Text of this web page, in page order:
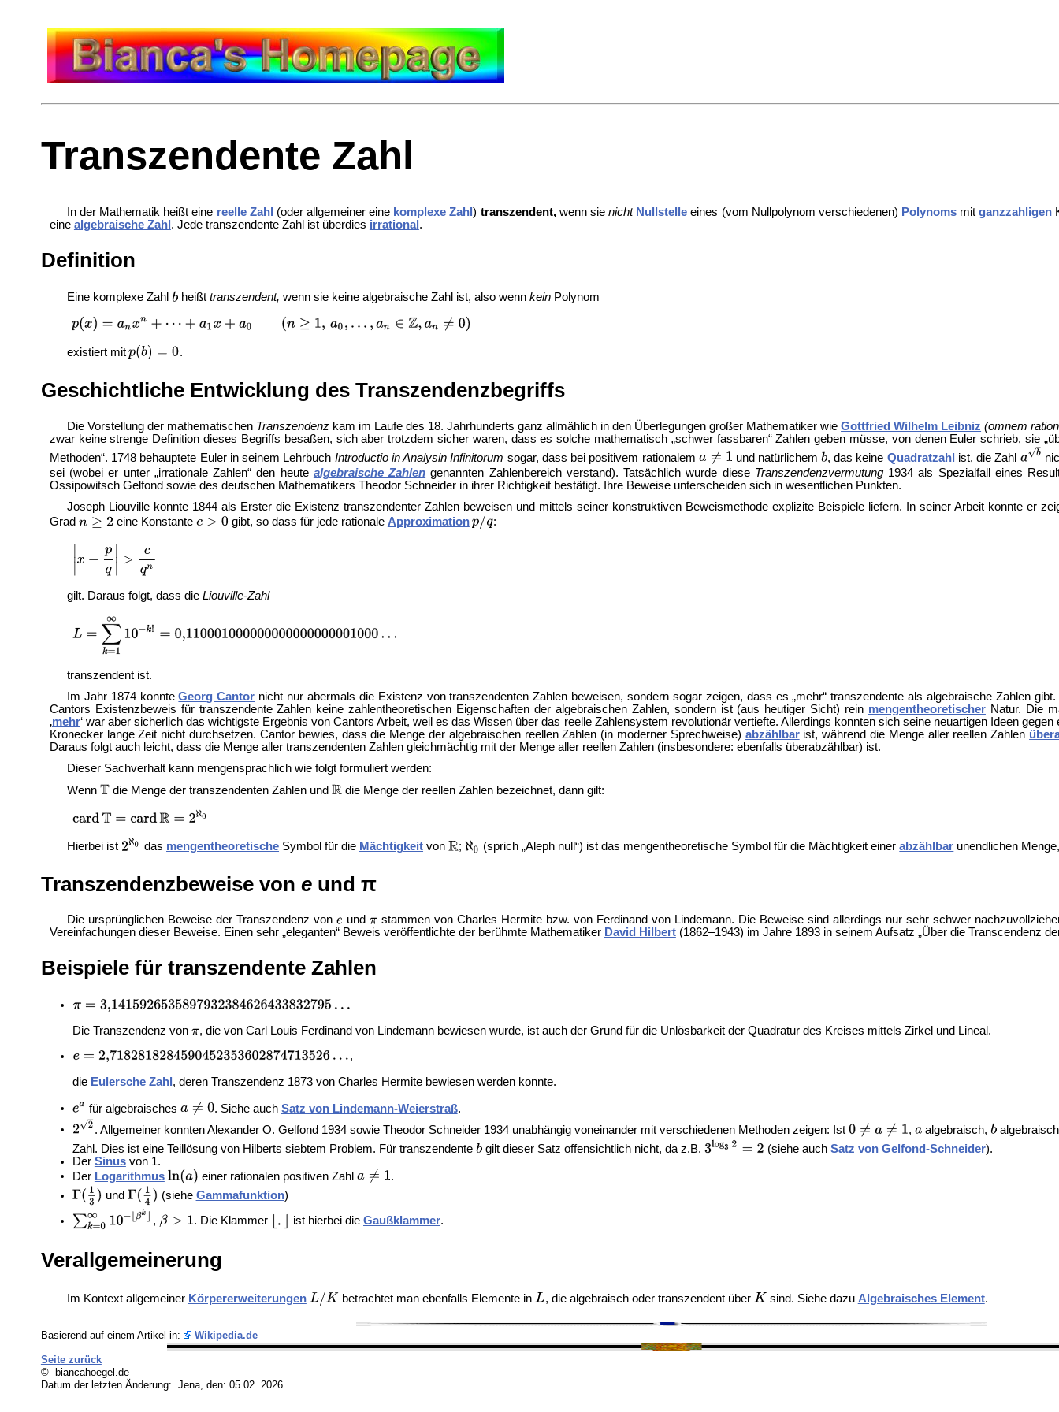
Transzendente Zahl
In der Mathematik heißt eine reelle Zahl (oder allgemeiner eine komplexe Zahl) transzendent,wenn sienicht Nullstelle eines (vom Nullpolynom verschiedenen) Polynomsmitganzzahligen
eine algebraische Zahl . Jede transzendente Zahl ist überdies irrational .
Definition
Eine komplexe Zahl heißt transzendent, wenn sie keine algebraische Zahl ist, also wenn keinPolynom
existiert mit .
Geschichtliche Entwicklung des Transzendenzbegriffs
Die Vorstellung der mathematischen Transzendenzkam im Laufe des 18. Jahrhunderts ganz allmählich in den Überlegungen großer Mathematiker wieGottfried Wilhelm Leibniz (omnem
zwar keine strenge Definition dieses Begriffs besaßen, sich aber trotzdem sicher waren, dass es solche mathematisch „schwer fassbaren“ Zahlen geben müsse, von denen Euler schrieb, sie
Methoden“. 1748 behauptete Euler in seinem Lehrbuch Introductio in Analysin Infinitorum sogar, dass bei positivem rationalem und natürlichem , das keine Quadratzahl ist, die Zahl
sei (wobei er unter „irrationale Zahlen“ den heute algebraische Zahlen genannten Zahlenbereich verstand). Tatsächlich wurde diese Transzendenzvermutung1934 als Spezialfall eines
Ossipowitsch Gelfond sowie des deutschen Mathematikers Theodor Schneider in ihrer Richtigkeit bestätigt. Ihre Beweise unterscheiden sich in wesentlichen Punkten.
Joseph Liouville konnte 1844 als Erster die Existenz transzendenter Zahlen beweisen und mittels seiner konstruktiven Beweismethode explizite Beispiele liefern. In seiner Arbeit konnte er
Grad
eine Konstante gibt, so dass für jede rationale Approximation :
gilt. Daraus folgt, dass die Liouville-Zahl
transzendent ist.
Im Jahr 1874 konnteGeorg Cantor nicht nur abermals die Existenz von transzendenten Zahlen beweisen, sondern sogar zeigen, dass es „mehr“ transzendente als algebraische Zahlen
Cantors Existenzbeweis für transzendente Zahlen keine zahlentheoretischen Eigenschaften der algebraischen Zahlen, sondern ist (aus heutiger Sicht) rein mengentheoretischerNatur. Die
‚mehr‘ war aber sicherlich das wichtigste Ergebnis von Cantors Arbeit, weil es das Wissen über das reelle Zahlensystem revolutionär vertiefte. Allerdings konnten sich seine neuartigen Ideen
Kronecker lange Zeit nicht durchsetzen. Cantor bewies, dass die Menge der algebraischen reellen Zahlen (in moderner Sprechweise) abzählbarist, während die Menge aller reellen Zahlen
Daraus folgt auch leicht, dass die Menge aller transzendenten Zahlen gleichmächtig mit der Menge aller reellen Zahlen (insbesondere: ebenfalls überabzählbar) ist.
Dieser Sachverhalt kann mengensprachlich wie folgt formuliert werden:
Wenn
die Menge der transzendenten Zahlen und die Menge der reellen Zahlen bezeichnet, dann gilt:
Hierbei ist das mengentheoretische Symbol für die Mächtigkeit von ; (sprich „Aleph null“) ist das mengentheoretische Symbol für die Mächtigkeit einerabzählbar unendlichen
Transzendenzbeweise von eund π
Die ursprünglichen Beweise der Transzendenz von und
stammen von Charles Hermite bzw. von Ferdinand von Lindemann. Die Beweise sind allerdings nur sehr schwer
Vereinfachungen dieser Beweise. Einen sehr „eleganten“ Beweis veröffentlichte der berühmte Mathematiker David Hilbert(1862–1943) im Jahre 1893 in seinem Aufsatz „Über die Transcendenz
Beispiele für transzendente Zahlen
Die Transzendenz von , die von Carl Louis Ferdinand von Lindemann bewiesen wurde, ist auch der Grund für die Unlösbarkeit derQuadratur des Kreises mittels Zirkel und Lineal.
,
die Eulersche Zahl , deren Transzendenz 1873 von Charles Hermite bewiesen werden konnte.
für algebraisches . Siehe auch Satz von Lindemann-Weierstraß.
. Allgemeiner konnten Alexander O. Gelfond 1934 sowie Theodor Schneider 1934 unabhängig voneinander mit verschiedenen Methoden zeigen: Ist
, algebraisch,
Zahl. Dies ist eine Teillösung von Hilberts siebtem Problem. Für transzendente gilt dieser Satz offensichtlich nicht, da z.B. (siehe auch Satz von Gelfond-Schneider).
Der Sinusvon 1.
Der Logarithmus einer rationalen positiven Zahl
.
und
(siehe Gammafunktion)
, . Die Klammer ist hierbei dieGaußklammer.
Verallgemeinerung
Im Kontext allgemeiner Körpererweiterungen betrachtet man ebenfalls Elemente in , die algebraisch oder transzendent über sind. Siehe dazu Algebraisches Element.
Basierend auf einem Artikel in: Wikipedia.de
Seite zurück
© biancahoegel.de
Datum der letzten Änderung: Jena, den: 05.02. 2026